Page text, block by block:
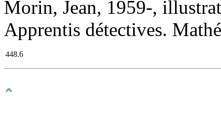
Morin, Jean, 1959-,
Apprentis détectives.
448.6